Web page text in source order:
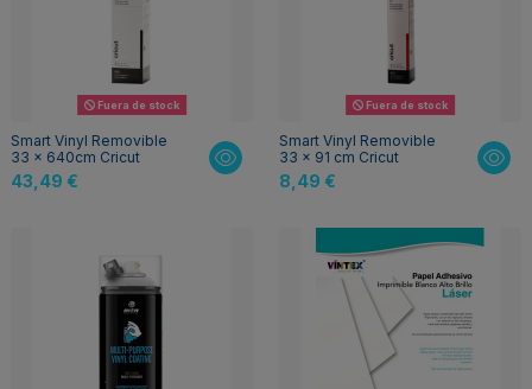
Fuera de stock
Smart Vinyl Removible
33 x 640cm Cricut
43,49 €
Fuera de stock
Smart Vinyl Removible
33 x 91 cm Cricut
8,49 €